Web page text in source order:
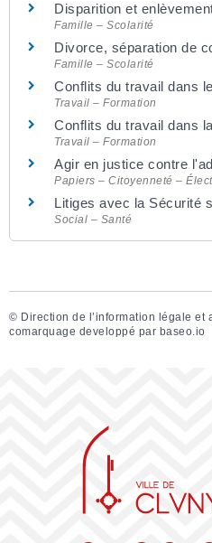
Disparition et
Famille – Scolarité
Divorce, séparation de
Famille – Scolarité
Conflits du travail dans
Travail – Formation
Conflits du travail dans
Travail – Formation
Agir en justice contre
Papiers – Citoyenneté –
Litiges avec la Sécurité
Social – Santé
© Direction de l’information légale et
comarquage developpé par baseo.io